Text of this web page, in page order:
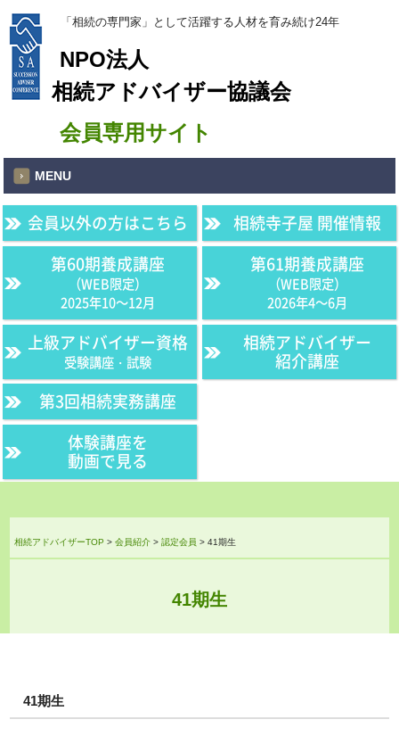
「相続の専門家」として活躍する人材を育み続け24年
NPO法人
相続アドバイザー協議会
会員専用サイト
MENU
会員以外の方はこちら
相続寺子屋 開催情報
第60期養成講座
（WEB限定）
2025年10〜12月
第61期養成講座
（WEB限定）
2026年4〜6月
上級アドバイザー資格
受験講座・試験
第3回相続実務講座
相続アドバイザー
紹介講座
体験講座を
動画で見る
相続アドバイザーTOP >会員紹介 >認定会員 >41期生
41期生
41期生